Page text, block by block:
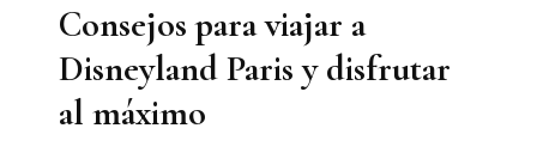
Consejos para viajar a
Disneyland Paris y disfrutar
al máximo